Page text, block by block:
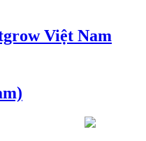
Việt Nam